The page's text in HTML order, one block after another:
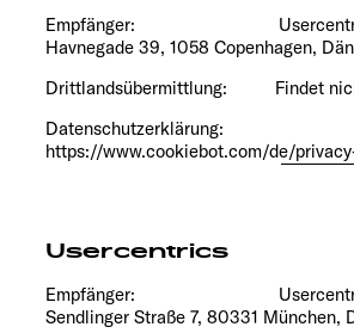
Empfänger:
Havnegade 39, 1058 Copenhagen,
Drittlandsübermittlung: Findet
Datenschutzerklärung:
https://www.cookiebot.com/de/
Usercentrics
Empfänger: Usercentrics
Sendlinger Straße 7, 80331 München,